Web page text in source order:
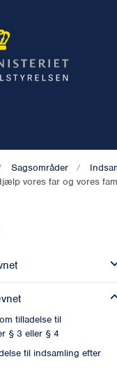
Sagsområder
vores far og vores
tilladelse til
§ 3 eller § 4
til indsamling efter